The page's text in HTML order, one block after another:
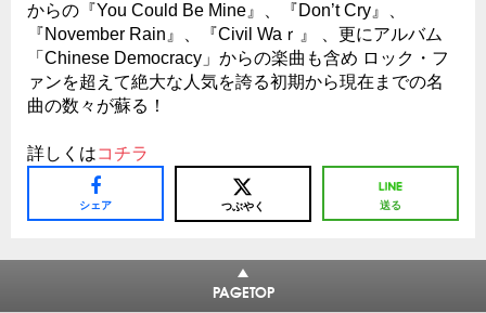
からの『You Could Be Mine』、『Don’t Cry』、
『November Rain』、『Civil Waｒ』 、更にアルバム
「Chinese Democracy」からの楽曲も含め ロック・フ
ァンを超えて絶大な人気を誇る初期から現在までの名
曲の数々が蘇る！
詳しくはコチラ
シェア つぶやく 送る
PAGETOP